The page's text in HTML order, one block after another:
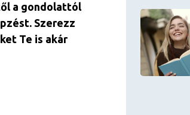
a gondolattól
Szerezz
Te is akár